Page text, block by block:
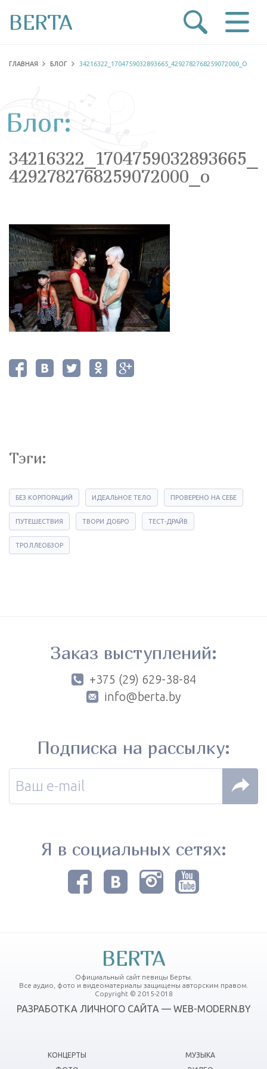
BERTA
ГЛАВНАЯ БЛОГ 34216322_1704759032893665_4292782768259072000_O
Блог:
34216322_1704759032893665_
4292782768259072000_o
Тэги:
БЕЗ КОРПОРАЦИЙ ИДЕАЛЬНОЕ ТЕЛО ПРОВЕРЕНО НА СЕБЕ
ПУТЕШЕСТВИЯ ТВОРИ ДОБРО ТЕСТ-ДРАЙВ
ТРОЛЛЕОБЗОР
Заказ выступлений:
+375 (29) 629-38-84
info@berta.by
Подписка на рассылку:
Я в социальных сетях:
BERTA
Официальный сайт певицы Берты.
Все аудио, фото и видеоматериалы защищены авторским правом.
Copyright © 2015-2018
РАЗРАБОТКА ЛИЧНОГО САЙТА — WEB-MODERN.BY
КОНЦЕРТЫ
МУЗЫКА